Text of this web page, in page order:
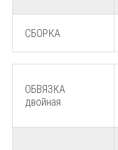
СБОРКА
ОБВЯЗКА
двойная